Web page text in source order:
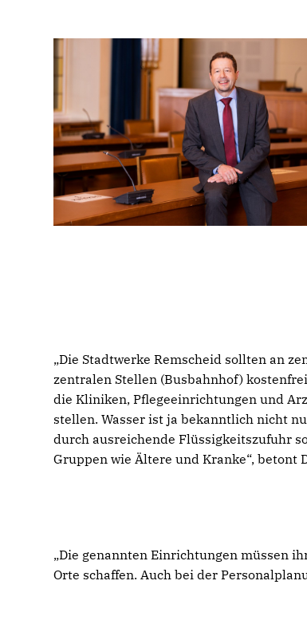
Die Stadtwerke Remscheid sollten an
zentralen Stellen (Busbahnhof)
die Kliniken, Pflegeeinrichtungen und
stellen. Wasser ist ja bekanntlich nicht
durch ausreichende Flüssigkeitszufuhr
Gruppen wie Ältere und Kranke“, betont
Die genannten Einrichtungen müssen
Orte schaffen. Auch bei der